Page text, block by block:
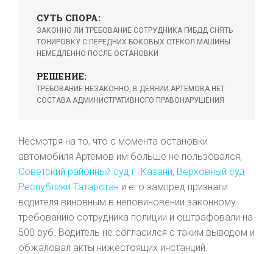
СУТЬ СПОРА:
ЗАКОННО ЛИ ТРЕБОВАНИЕ СОТРУДНИКА ГИБДД СНЯТЬ
ТОНИРОВКУ С ПЕРЕДНИХ БОКОВЫХ СТЕКОЛ МАШИНЫ
НЕМЕДЛЕННО ПОСЛЕ ОСТАНОВКИ
РЕШЕНИЕ:
ТРЕБОВАНИЕ НЕЗАКОННО, В ДЕЯНИИ АРТЕМОВА НЕТ
СОСТАВА АДМИНИСТРАТИВНОГО ПРАВОНАРУШЕНИЯ
Несмотря на то, что с момента остановки
автомобиля Артемов им больше не пользовался,
Советский районный суд г. Казани, Верховный суд
Республики Татарстан и его зампред признали
водителя виновным в неповиновении законному
требованию сотрудника полиции и оштрафовали на
500 руб. Водитель не согласился с таким выводом и
обжаловал акты нижестоящих инстанций.